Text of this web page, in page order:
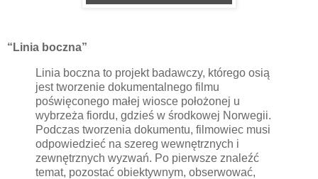
“Linia boczna”
Linia boczna to projekt badawczy, którego osią
jest tworzenie dokumentalnego filmu
poświęconego małej wiosce położonej u
wybrzeża fiordu, gdzieś w środkowej Norwegii.
Podczas tworzenia dokumentu, filmowiec musi
odpowiedzieć na szereg wewnętrznych i
zewnętrznych wyzwań. Po pierwsze znaleźć
temat, pozostać obiektywnym, obserwować,